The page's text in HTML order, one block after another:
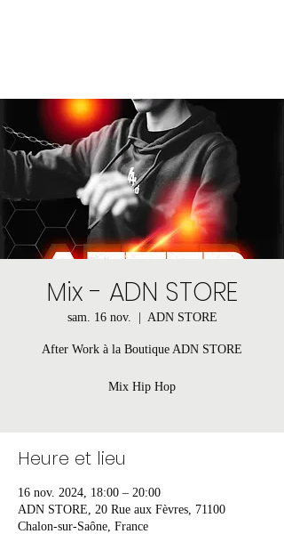
Mix - ADN STORE
sam. 16 nov.
  |
ADN STORE
After Work à la Boutique ADN STORE
Mix Hip Hop
Heure et lieu
16 nov. 2024, 18:00 – 20:00
ADN STORE, 20 Rue aux Fèvres, 71100
Chalon-sur-Saône, France